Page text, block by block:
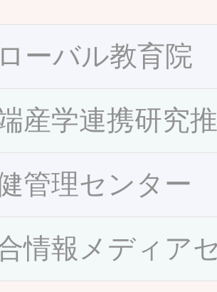
ーバル教育院
産学連携研究
管理センター
情報メディア